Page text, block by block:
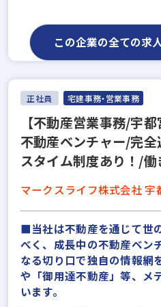
この企業の全ての求
正社員 宅建事務・営業事務
【不動産営業事務/宇
不動産ベンチャー/完
スタイム制度あり！/
マークスライフ株式会社 宇
■当社は不動産を通じて世
べく、成長中の不動産ベン
なる切り口で独自の情報網
や「御用達不動産」等、メ
います。